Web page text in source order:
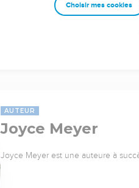
AUTEUR
Joyce Meyer
Joyce Meyer est une auteure à
Choisir mes cookies